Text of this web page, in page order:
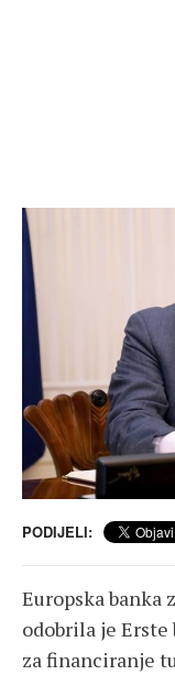
PODIJELI:
Europska banka
odobrila je
za financiranje